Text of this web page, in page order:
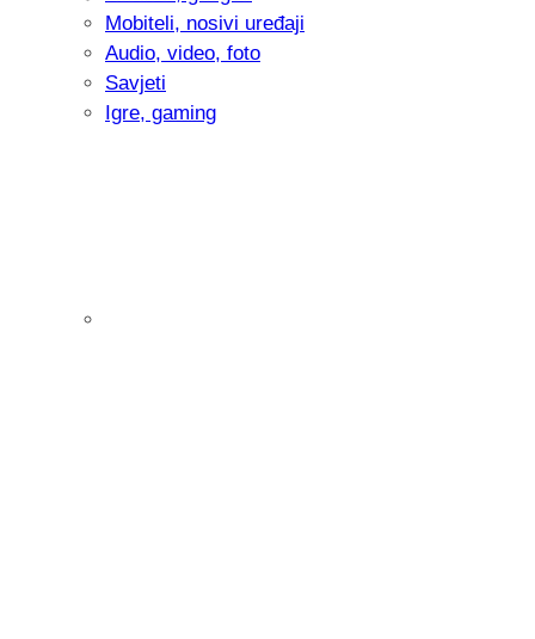
Mobiteli, nosivi uređaji
Audio, video, foto
Savjeti
Igre, gaming